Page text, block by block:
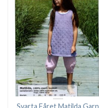
Svarta Fåret Matilda Garn